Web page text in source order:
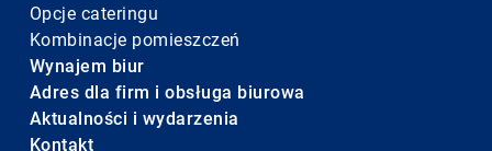
Opcje cateringu
Kombinacje pomieszczeń
Wynajem biur
Adres dla firm i obsługa biurowa
Aktualności i wydarzenia
Kontakt